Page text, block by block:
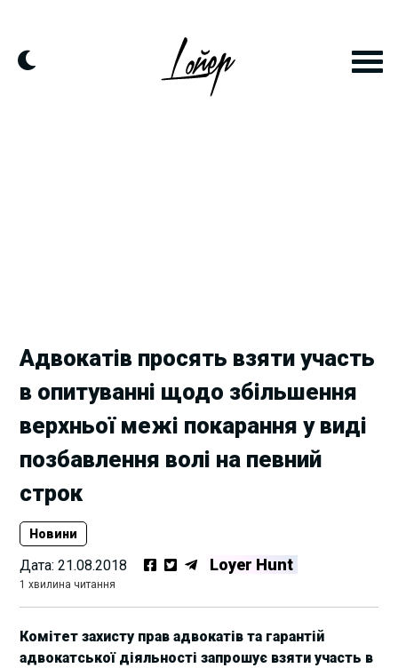
content
Адвокатів просять взяти участь
в опитуванні щодо збільшення
верхньої межі покарання у виді
позбавлення волі на певний
строк
Новини
Дата:21.08.2018 Loyer Hunt
1 хвилина читання
Комітет захисту прав адвокатів та гарантій
адвокатської діяльності запрошує взяти участь в